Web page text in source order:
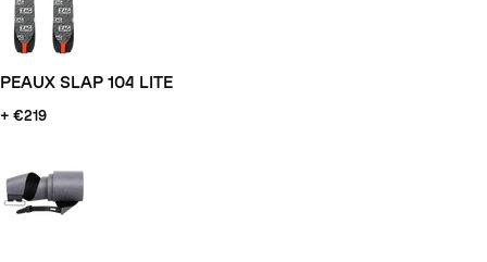
PEAUX SLAP 104 LITE
+ €219